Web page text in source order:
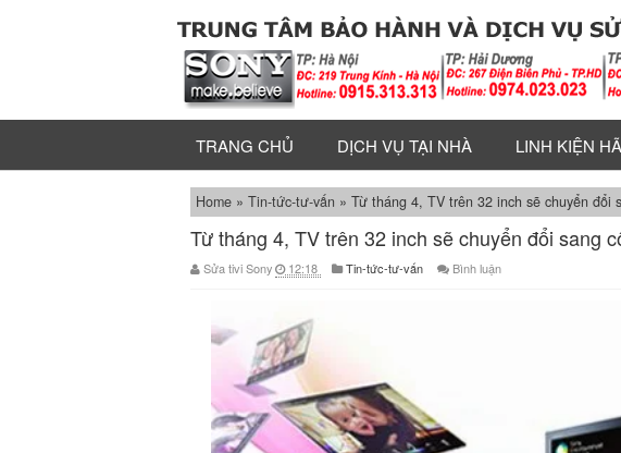
TRANG CHỦ DỊCH VỤ TẠI NHÀ LINH KIỆN
Home » Tin-tức-tư-vấn » Từ tháng 4, TV trên 32 inch sẽ chuyển đổi
Từ tháng 4, TV trên 32 inch sẽ chuyển đổi sang
Sửa tivi Sony 12:18 Tin-tức-tư-vấn Bình luận